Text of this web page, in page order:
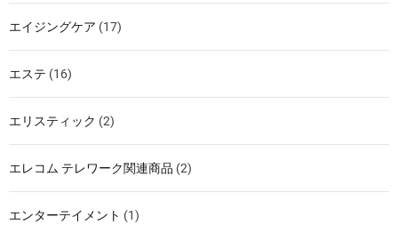
エイジングケア (17)
エステ (16)
エリスティック (2)
エレコム テレワーク関連商品 (2)
エンターテイメント (1)